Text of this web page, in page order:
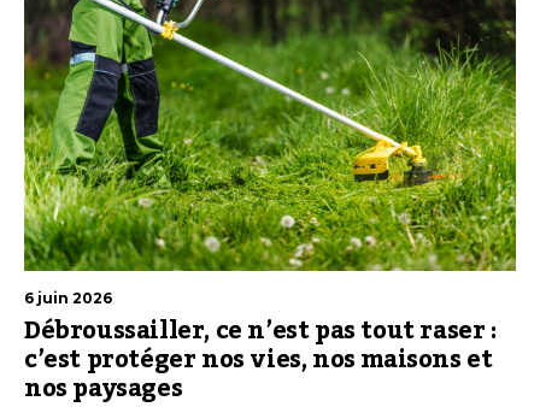
6 juin 2026
Débroussailler, ce n’est pas tout raser :
c’est protéger nos vies, nos maisons et
nos paysages